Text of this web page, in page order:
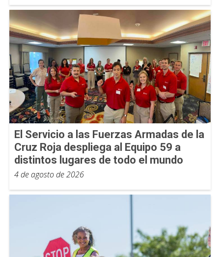
El Servicio a las Fuerzas Armadas de la
Cruz Roja despliega al Equipo 59 a
distintos lugares de todo el mundo
4 de agosto de 2026